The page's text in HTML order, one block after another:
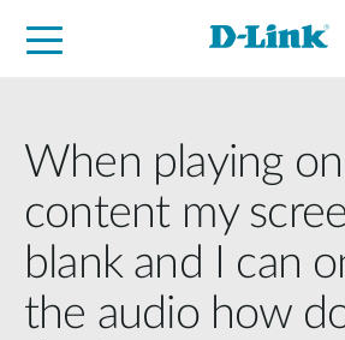
When playing
content my
blank and I can
the audio how